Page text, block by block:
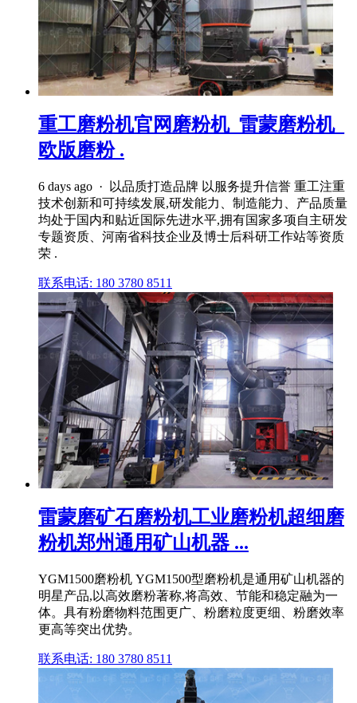
重工磨粉机官网磨粉机_雷蒙磨粉机_
欧版磨粉 .
6 days ago · 以品质打造品牌 以服务提升信誉 重工注重
技术创新和可持续发展,研发能力、制造能力、产品质量
均处于国内和贴近国际先进水平,拥有国家多项自主研发
专题资质、河南省科技企业及博士后科研工作站等资质
荣 .
联系电话: 180 3780 8511
雷蒙磨矿石磨粉机工业磨粉机超细磨
粉机郑州通用矿山机器 ...
YGM1500磨粉机 YGM1500型磨粉机是通用矿山机器的
明星产品,以高效磨粉著称,将高效、节能和稳定融为一
体。具有粉磨物料范围更广、粉磨粒度更细、粉磨效率
更高等突出优势。
联系电话: 180 3780 8511